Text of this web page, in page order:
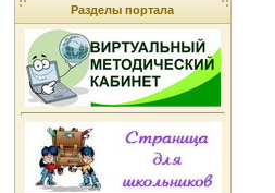
Разделы портала